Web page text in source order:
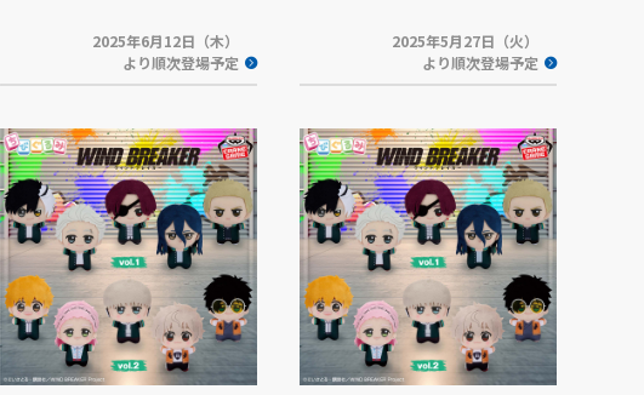
2025年6月12日（木）
より順次登場予定
2025年5月27日（火）
より順次登場予定